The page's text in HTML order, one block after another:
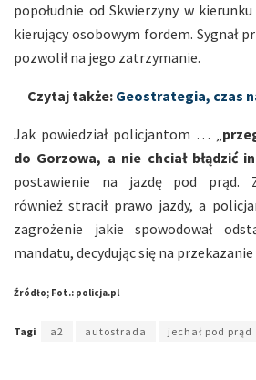
popołudnie od Skwierzyny w
kierujący osobowym fordem. Sygnał
pozwolił na jego zatrzymanie.
Czytaj także: Geostrategia, czas
Jak powiedział policjantom … „
do Gorzowa, a nie chciał błądzić
postawienie na jazdę pod prąd.
również stracił prawo jazdy, a
zagrożenie jakie spowodował
mandatu, decydując się na przekazanie
Źródło; Fot.: policja.pl
Tagi a2 autostrada jechał pod prąd